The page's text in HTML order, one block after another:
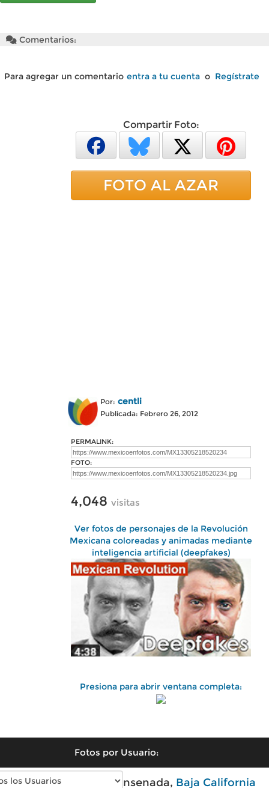
Comentarios:
Para agregar un comentario entra a tu cuenta o Regístrate
Compartir Foto:
FOTO AL AZAR
Por: centli
Publicada: Febrero 26, 2012
PERMALINK:
FOTO:
4,048 visitas
Ver fotos de personajes de la Revolución
Mexicana coloreadas y animadas mediante
inteligencia artificial (deepfakes)
Presiona para abrir ventana completa:
Fotos por Usuario:
Fotos antiguas de Ensenada, Baja California